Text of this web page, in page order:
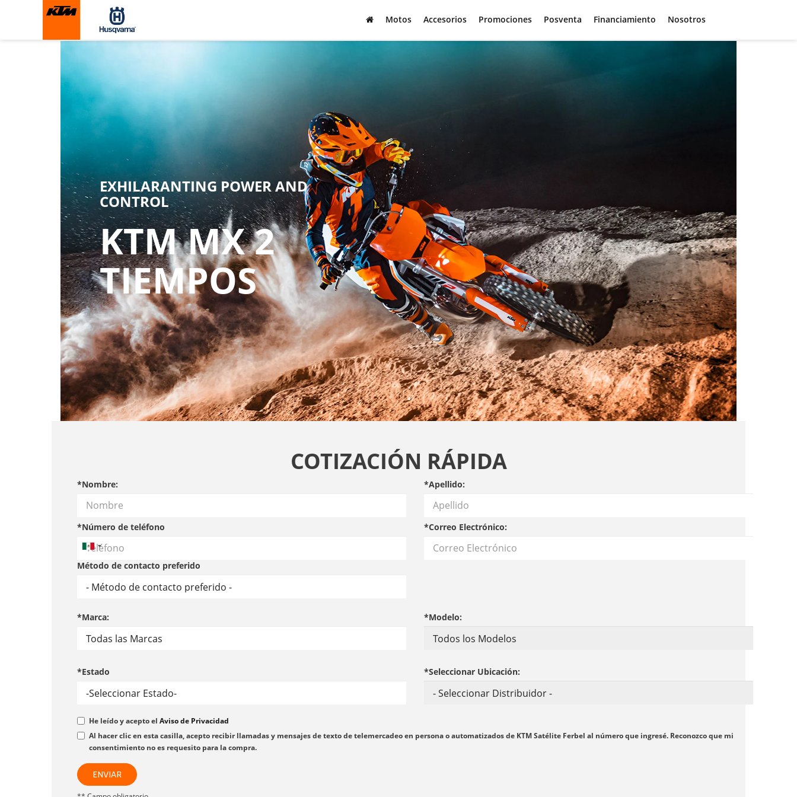
Motos Accesorios Promociones Posventa Financiamiento Nosotros
KTM 85 SX 19/16
EXHILARANTING POWER AND
CONTROL
KTM MX 2
TIEMPOS
COTIZACIÓN RÁPIDA
*Nombre: *Apellido:
*Número de teléfono *Correo Electrónico:
Método de contacto preferido
*Marca: *Modelo:
*Estado *Seleccionar Ubicación:
He leído y acepto el Aviso de Privacidad
Al hacer clic en esta casilla, acepto recibir llamadas y mensajes de texto de telemercadeo en persona o automatizados de KTM Satélite Ferbel al número que ingresé. Reconozco que mi
consentimiento no es requesito para la compra.
ENVIAR